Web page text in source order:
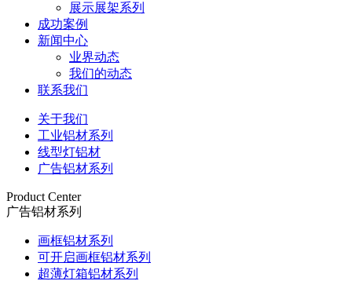
展示展架系列
成功案例
新闻中心
业界动态
我们的动态
联系我们
关于我们
工业铝材系列
线型灯铝材
广告铝材系列
Product Center
广告铝材系列
画框铝材系列
可开启画框铝材系列
超薄灯箱铝材系列